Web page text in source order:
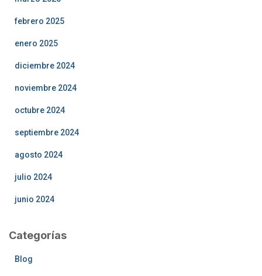
febrero 2025
enero 2025
diciembre 2024
noviembre 2024
octubre 2024
septiembre 2024
agosto 2024
julio 2024
junio 2024
Categorías
Blog